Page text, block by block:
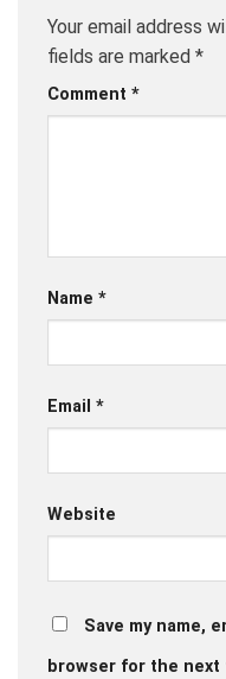
Your email address
fields are marked *
Comment *
Name *
Email *
Website
Save my name,
browser for the next